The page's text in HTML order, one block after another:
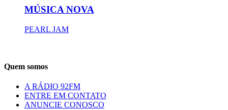
MÚSICA NOVA
PEARL JAM
Quem somos
A RÁDIO 92FM
ENTRE EM CONTATO
ANUNCIE CONOSCO